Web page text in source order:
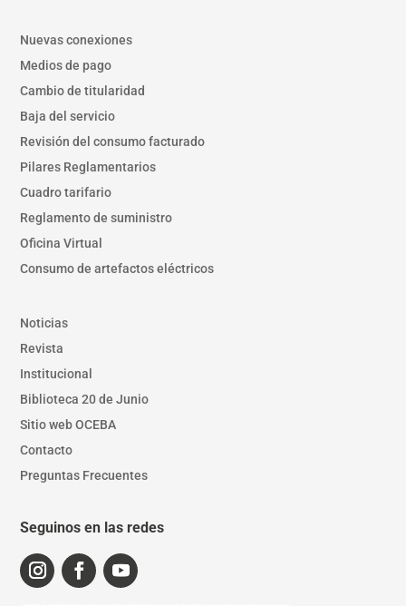
Nuevas conexiones
Medios de pago
Cambio de titularidad
Baja del servicio
Revisión del consumo facturado
Pilares Reglamentarios
Cuadro tarifario
Reglamento de suministro
Oficina Virtual
Consumo de artefactos eléctricos
Noticias
Revista
Institucional
Biblioteca 20 de Junio
Sitio web OCEBA
Contacto
Preguntas Frecuentes
Seguinos en las redes